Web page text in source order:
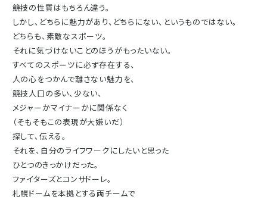
競技の性質はもちろん違う。
しかし、どちらに魅力があり、どちらにない、というものではない。
どちらも、素敵なスポーツ。
それに気づけないことのほうがもったいない。
すべてのスポーツに必ず存在する、
人の心をつかんで離さない魅力を、
競技人口の多い、少ない、
メジャーかマイナーかに関係なく
（そもそもこの表現が大嫌いだ）
探して、伝える。
それを、自分のライフワークにしたいと思った
ひとつのきっかけだった。
ファイターズとコンサドーレ。
札幌ドームを本拠とする両チームで